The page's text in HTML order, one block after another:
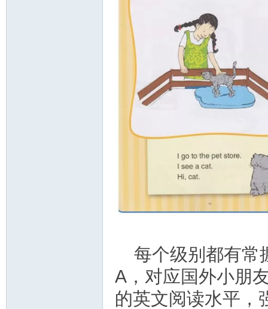
每个级别都有常
A，对应国外小朋
的英文阅读水平，